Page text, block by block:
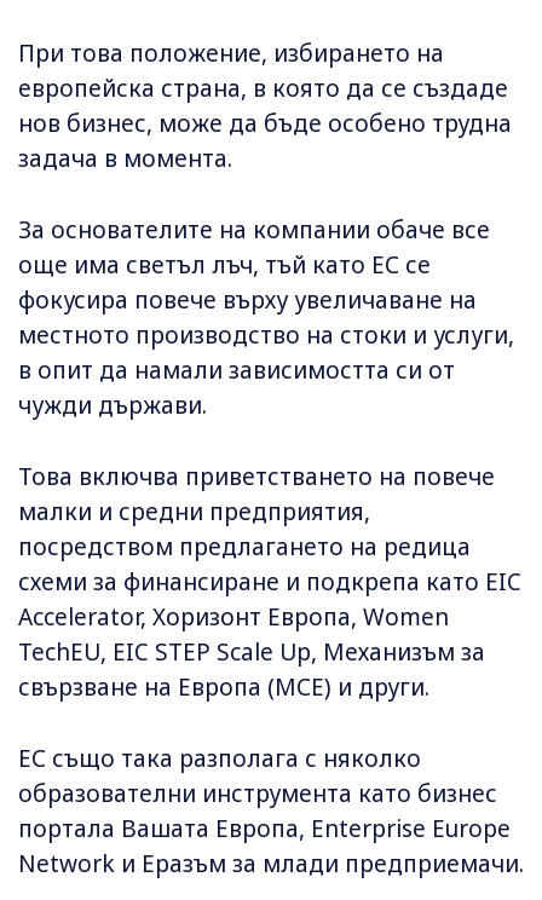
При това положение, избирането на
европейска страна, в която да се създаде
нов бизнес, може да бъде особено трудна
задача в момента.
За основателите на компании обаче все
още има светъл лъч, тъй като ЕС се
фокусира повече върху увеличаване на
местното производство на стоки и услуги,
в опит да намали зависимостта си от
чужди държави.
Това включва приветстването на повече
малки и средни предприятия,
посредством предлагането на редица
схеми за финансиране и подкрепа като EIC
Accelerator, Хоризонт Европа, Women
TechEU, EIC STEP Scale Up, Механизъм за
свързване на Европа (МСЕ) и други.
ЕС също така разполага с няколко
образователни инструмента като бизнес
портала Вашата Европа, Enterprise Europe
Network и Еразъм за млади предприемачи.